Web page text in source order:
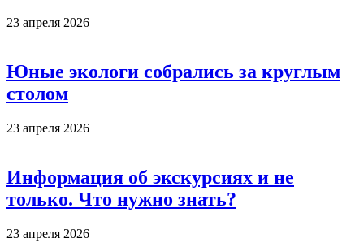
23 апреля 2026
Юные экологи собрались за круглым
столом
23 апреля 2026
Информация об экскурсиях и не
только. Что нужно знать?
23 апреля 2026